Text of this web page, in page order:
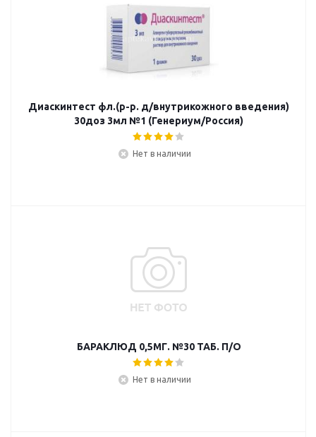
Диаскинтест фл.(р-р. д/внутрикожного введения)
30доз 3мл №1 (Генериум/Россия)
Нет в наличии
БАРАКЛЮД 0,5МГ. №30 ТАБ. П/О
Нет в наличии